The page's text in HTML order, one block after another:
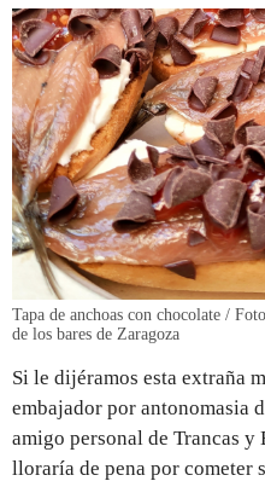
Tapa de anchoas con chocolate /
de los bares de Zaragoza
Si le dijéramos esta extraña
embajador por antonomasia
amigo personal de Trancas y
lloraría de pena por cometer